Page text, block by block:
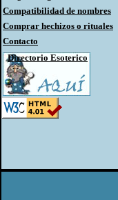
Compatibilidad de nombres
Comprar hechizos o rituales
Contacto
Directorio Esoterico